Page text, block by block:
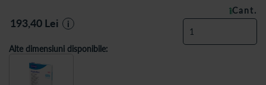
ÎN STOC
193,40 Lei i
Cant.
Alte dimensiuni disponibile: